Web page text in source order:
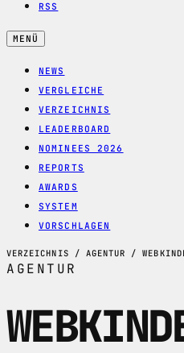
RSS
MENÜ
NEWS
VERGLEICHE
VERZEICHNIS
LEADERBOARD
NOMINEES 2026
REPORTS
AWARDS
SYSTEM
VORSCHLAGEN
VERZEICHNIS / AGENTUR /
AGENTUR